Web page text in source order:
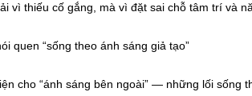
vì thiếu cố gắng, mà vì đặt sai chỗ tâm trí và
quen “sống theo ánh sáng giả tạo”
cho “ánh sáng bên ngoài” — những lối sống